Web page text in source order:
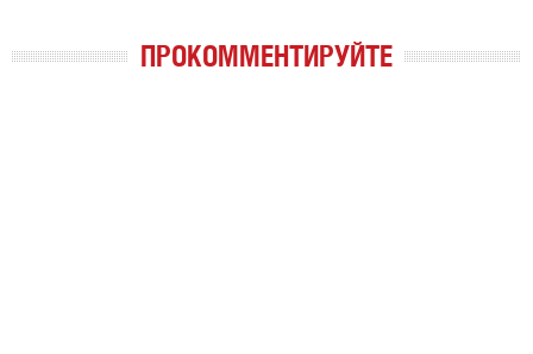
ПРОКОММЕНТИРУЙТЕ